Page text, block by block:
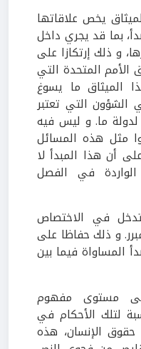
يخص علاقاتها
بما قد يجري داخل
و ذلك إرتكازا على
7 من ميثاق الأمم المتحدة التي
ما يسوغ
الشؤون التي تعتبر
ما. و ليس فيه
مثل هذه المسائل
أن هذا المبدأ لا
في الفصل
في الاختصاص
و ذلك حفاظا على
المساواة فيما بين
مستوى مفهوم
لتلك الأحكام في
الإنسان، هذه